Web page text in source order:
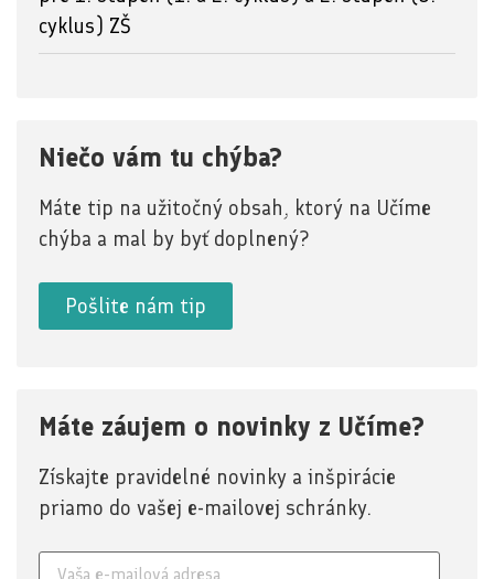
cyklus) ZŠ
Niečo vám tu chýba?
Máte tip na užitočný obsah, ktorý na Učíme
chýba a mal by byť doplnený?
Pošlite nám tip
Máte záujem o novinky z Učíme?
Získajte pravidelné novinky a inšpirácie
priamo do vašej e-mailovej schránky.